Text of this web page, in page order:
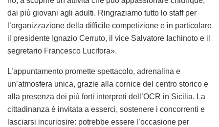
dai più giovani agli adulti. Ringraziamo tutto lo staff per
l’organizzazione della difficile competizione e in particolare
il presidente Ignazio Cerruto, il vice Salvatore Iachinoto e il
segretario Francesco Lucifora».
L’appuntamento promette spettacolo, adrenalina e
un’atmosfera unica, grazie alla cornice del centro storico e
alla presenza dei più forti interpreti dell’OCR in Sicilia. La
cittadinanza è invitata a esserci, sostenere i concorrenti e
lasciarsi incuriosire: potrebbe essere l’occasione per